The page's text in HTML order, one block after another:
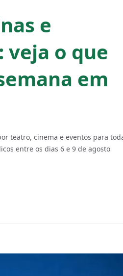
e
veja o que
em
teatro, cinema e eventos para
entre os dias 6 e 9 de agosto